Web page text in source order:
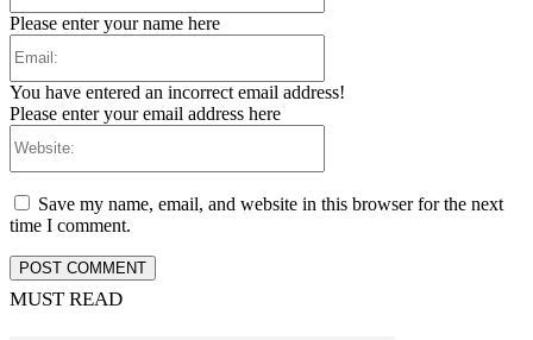
Please enter your name here
You have entered an incorrect email address!
Please enter your email address here
Save my name, email, and website in this browser for the next
time I comment.
MUST READ